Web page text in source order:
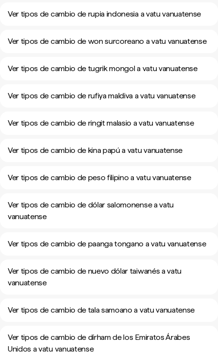
Ver tipos de cambio de rupia indonesia a vatu vanuatense
Ver tipos de cambio de won surcoreano a vatu vanuatense
Ver tipos de cambio de tugrik mongol a vatu vanuatense
Ver tipos de cambio de rufiya maldiva a vatu vanuatense
Ver tipos de cambio de ringit malasio a vatu vanuatense
Ver tipos de cambio de kina papú a vatu vanuatense
Ver tipos de cambio de peso filipino a vatu vanuatense
Ver tipos de cambio de dólar salomonense a vatu
vanuatense
Ver tipos de cambio de paanga tongano a vatu vanuatense
Ver tipos de cambio de nuevo dólar taiwanés a vatu
vanuatense
Ver tipos de cambio de tala samoano a vatu vanuatense
Ver tipos de cambio de dírham de los Emiratos Árabes
Unidos a vatu vanuatense